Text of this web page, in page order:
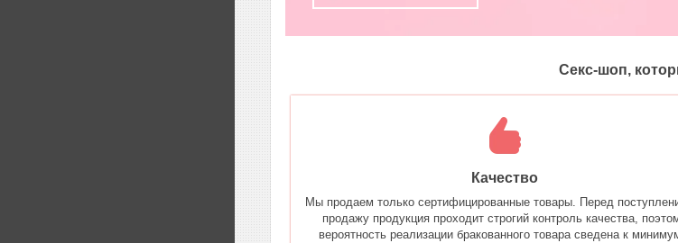
Секс-шоп,
Качество
Мы продаем только сертифицированные товары. Перед
продажу продукция проходит строгий контроль качества,
вероятность реализации бракованного товара сведена к